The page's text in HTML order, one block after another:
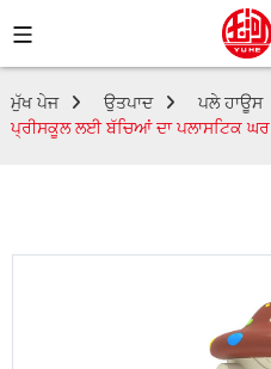
ਮੁੱਖ ਪੇਜ ਉਤਪਾਦ ਪਲੇ ਹਾਊਸ
ਪ੍ਰੀਸਕੂਲ ਲਈ ਬੱਚਿਆਂ ਦਾ ਪਲਾਸਟਿਕ ਘਰ